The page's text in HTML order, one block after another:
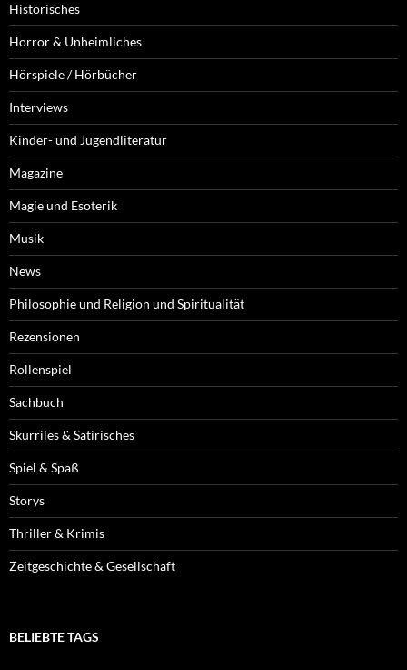
Historisches
Horror & Unheimliches
Hörspiele / Hörbücher
Interviews
Kinder- und Jugendliteratur
Magazine
Magie und Esoterik
Musik
News
Philosophie und Religion und Spiritualität
Rezensionen
Rollenspiel
Sachbuch
Skurriles & Satirisches
Spiel & Spaß
Storys
Thriller & Krimis
Zeitgeschichte & Gesellschaft
BELIEBTE TAGS